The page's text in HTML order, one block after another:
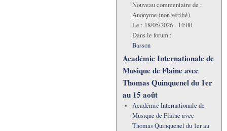
Nouveau commentaire de :
Anonyme (non vérifié)
Le : 18/05/2026 - 14:00
Dans le forum :
Basson
Académie Internationale de
Musique de Flaine avec
Thomas Quinquenel du 1er
au 15 août
Académie Internationale de
Musique de Flaine avec
Thomas Quinquenel du 1er au